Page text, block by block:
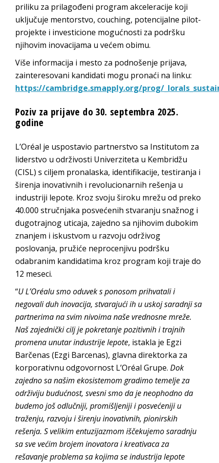
priliku za prilagođeni program akceleracije koji
uključuje mentorstvo, couching, potencijalne pilot-
projekte i investicione mogućnosti za podršku
njihovim inovacijama u većem obimu.
Više informacija i mesto za podnošenje prijava,
zainteresovani kandidati mogu pronaći na linku:
https://cambridge.smapply.org/prog/
Poziv za prijave do 30. septembra 2025.
godine
L’Oréal je uspostavio partnerstvo sa Institutom za
liderstvo u održivosti Univerziteta u Kembridžu
(CISL) s ciljem pronalaska, identifikacije, testiranja i
širenja inovativnih i revolucionarnih rešenja u
industriji lepote. Kroz svoju široku mrežu od preko
40.000 stručnjaka posvećenih stvaranju snažnog i
dugotrajnog uticaja, zajedno sa njihovim dubokim
znanjem i iskustvom u razvoju održivog
poslovanja, pružiće neprocenjivu podršku
odabranim kandidatima kroz program koji traje do
12 meseci.
“U L’Oréalu smo oduvek s ponosom prihvatali i
negovali duh inovacija, stvarajući ih u uskoj saradnji sa
partnerima na svim nivoima naše vrednosne mreže.
Naš zajednički cilj je pokretanje pozitivnih i trajnih
promena unutar industrije lepote, istakla je Egzi
Barčenas (Ezgi Barcenas), glavna direktorka za
korporativnu odgovornost L’Oréal Grupe.Dok
zajedno sa našim ekosistemom gradimo temelje za
održiviju budućnost, svesni smo da je neophodno da
budemo još odlučniji, promišljeniji i posvećeniji u
traženju, razvoju i širenju inovativnih, pionirskih
rešenja. S velikim entuzijazmom iščekujemo saradnju
sa sve većim brojem inovatora i kreativaca za
rešavanje problema sa kojima se industrija lepote